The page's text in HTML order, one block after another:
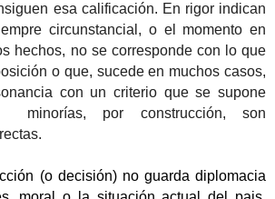
esa calificación. En rigor indican
circunstancial, o el momento en
hechos, no se corresponde con lo que
o que, sucede en muchos casos,
con un criterio que se supone
minorías, por construcción, son
(o decisión) no guarda diplomacia